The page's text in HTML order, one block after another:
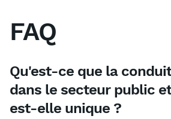
FAQ
Qu'est-ce que la
dans le secteur public
est-elle unique ?